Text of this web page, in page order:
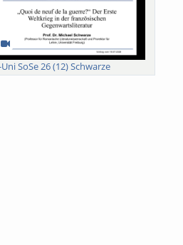
Uni SoSe 26 (12) Schwarze